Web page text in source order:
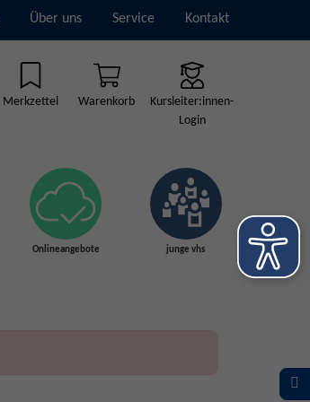
Über uns Service Kontakt
Merkzettel Warenkorb
Kursleiter:innen-
Login
Onlineangebote junge vhs